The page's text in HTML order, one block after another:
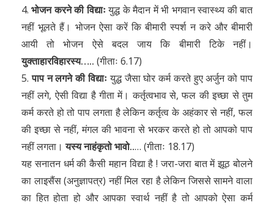
4.भोजन करने की विद्याःयुद्ध के मैदान में भी भगवान स्वास्थ्य की बात
नहीं भूलते हैं। भोजन ऐसा करें कि बीमारी स्पर्श न करे और बीमारी
आयी तो भोजन ऐसे बदल जाय कि बीमारी टिके नहीं।
युक्ताहारविहारस्य….. (गीताः 6.17)
5. पाप न लगने की विद्याःयुद्ध जैसा घोर कर्म करते हुए अर्जुन को पाप
नहीं लगे, ऐसी विद्या है गीता में। कर्तृत्वभाव से, फल की इच्छा से तुम
कर्म करते हो तो पाप लगता है लेकिन कर्तृत्व के अहंकार से नहीं, फल
की इच्छा से नहीं, मंगल की भावना से भरकर करते हो तो आपको पाप
नहीं लगता।यस्य नाहंकृतो भावो..… (गीताः 18.17)
यह सनातन धर्म की कैसी महान विद्या है ! जरा-जरा बात में झूठ बोलने
का लाइसैंस (अनुज्ञापत्र) नहीं मिल रहा है लेकिन जिससे सामने वाला
का हित होता हो और आपका स्वार्थ नहीं है तो आपको ऐसा कर्म